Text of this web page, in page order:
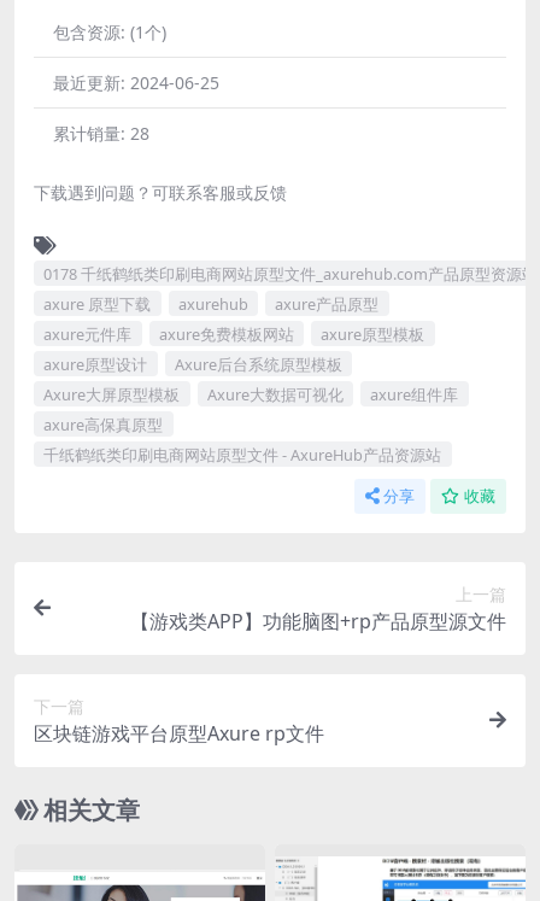
包含资源: (1个)
最近更新: 2024-06-25
累计销量: 28
下载遇到问题？可联系客服或反馈
0178 千纸鹤纸类印刷电商网站原型文件_axurehub.com产品原型资源站
axure 原型下载
axurehub
axure产品原型
axure元件库
axure免费模板网站
axure原型模板
axure原型设计
Axure后台系统原型模板
Axure大屏原型模板
Axure大数据可视化
axure组件库
axure高保真原型
千纸鹤纸类印刷电商网站原型文件 - AxureHub产品资源站
分享 收藏
上一篇
【游戏类APP】功能脑图+rp产品原型源文件
下一篇
区块链游戏平台原型Axure rp文件
相关文章